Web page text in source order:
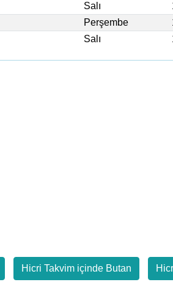
Salı
Perşembe
Salı
Hicri Takvim içinde Butan